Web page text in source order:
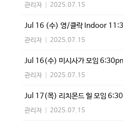
관리자 2025.07.15
Jul 16 (수) 영/클락 Indoor
관리자 2025.07.15
Jul 16(수) 미시사가 모임
관리자 2025.07.15
Jul 17(목) 리치몬드 힐 모임
관리자 2025.07.15